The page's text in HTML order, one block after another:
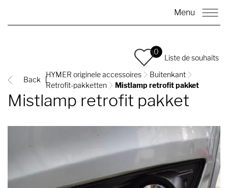
Menu
0
Liste de souhaits
Back
HYMER originele accessoires
Buitenkant
Retrofit-pakketten
Mistlamp retrofit pakket
Mistlamp retrofit pakket